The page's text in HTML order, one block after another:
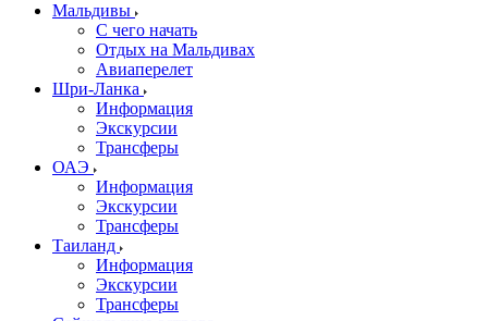
Мальдивы
С чего начать
Отдых на Мальдивах
Авиаперелет
Шри-Ланка
Информация
Экскурсии
Трансферы
ОАЭ
Информация
Экскурсии
Трансферы
Таиланд
Информация
Экскурсии
Трансферы